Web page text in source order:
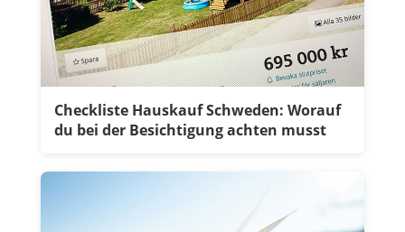
Checkliste Hauskauf Schweden: Worauf
du bei der Besichtigung achten musst